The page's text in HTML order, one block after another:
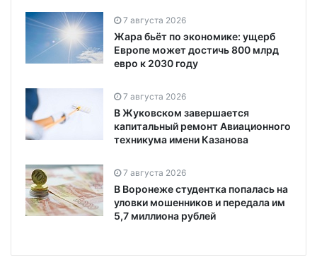
7 августа 2026
Жара бьёт по экономике: ущерб
Европе может достичь 800 млрд
евро к 2030 году
7 августа 2026
В Жуковском завершается
капитальный ремонт Авиационного
техникума имени Казанова
7 августа 2026
В Воронеже студентка попалась на
уловки мошенников и передала им
5,7 миллиона рублей